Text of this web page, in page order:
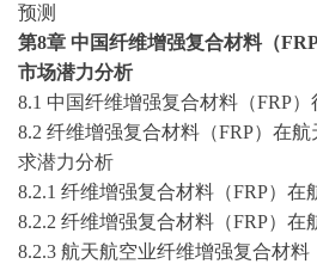
预测
第8章 中国纤维增强复合材料（
市场潜力分析
8.1 中国纤维增强复合材料（FRP
8.2 纤维增强复合材料（FRP）在
求潜力分析
8.2.1 纤维增强复合材料（FRP）在
8.2.2 纤维增强复合材料（FRP）在
8.2.3 航天航空业纤维增强复合材料